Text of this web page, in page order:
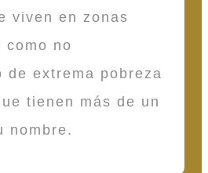
viven en zonas
como no
de extrema pobreza
tienen más de un
nombre.